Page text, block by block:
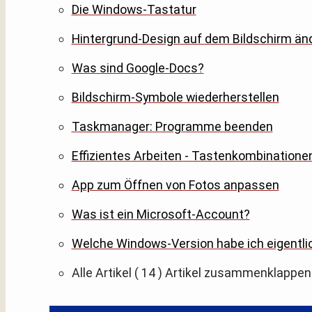
Die Windows-Tastatur
Hintergrund-Design auf dem Bildschirm
Was sind Google-Docs?
Bildschirm-Symbole wiederherstellen
Taskmanager: Programme beenden
Effizientes Arbeiten -
App zum Öffnen von Fotos anpassen
Was ist ein Microsoft-Account?
Welche Windows-Version habe ich
Alle Artikel ( 14 ) Artikel zusammenklappen